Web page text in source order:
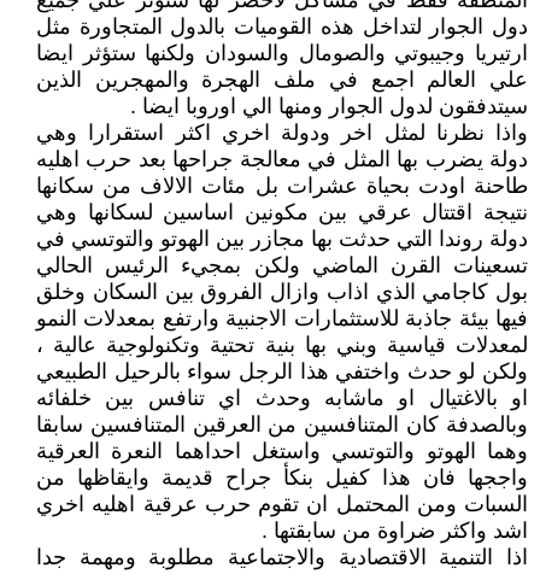
دول الجوار لتداخل هذه القوميات بالدول المتجاورة مثل
ارتيريا وجيبوتي والصومال والسودان ولكنها ستؤثر ايضا
علي العالم اجمع في ملف الهجرة والمهجرين الذين
سيتدفقون لدول الجوار ومنها الي اوروبا ايضا .
واذا نظرنا لمثل اخر ودولة اخري اكثر استقرارا وهي
دولة يضرب بها المثل في معالجة جراحها بعد حرب اهليه
طاحنة اودت بحياة عشرات بل مئات الالاف من سكانها
نتيجة اقتتال عرقي بين مكونين اساسين لسكانها وهي
دولة روندا التي حدثت بها مجازر بين الهوتو والتوتسي في
تسعينات القرن الماضي ولكن بمجيء الرئيس الحالي
بول كاجامي الذي اذاب وازال الفروق بين السكان وخلق
فيها بيئة جاذبة للاستثمارات الاجنبية وارتفع بمعدلات النمو
لمعدلات قياسية وبني بها بنية تحتية وتكنولوجية عالية ،
ولكن لو حدث واختفي هذا الرجل سواء بالرحيل الطبيعي
او بالاغتيال او ماشابه وحدث اي تنافس بين خلفائه
وبالصدفة كان المتنافسين من العرقين المتنافسين سابقا
وهما الهوتو والتوتسي واستغل احداهما النعرة العرقية
واججها فان هذا كفيل بنكأ جراح قديمة وايقاظها من
السبات ومن المحتمل ان تقوم حرب عرقية اهليه اخري
اشد واكثر ضراوة من سابقتها .
اذا التنمية الاقتصادية والاجتماعية مطلوبة ومهمة جدا